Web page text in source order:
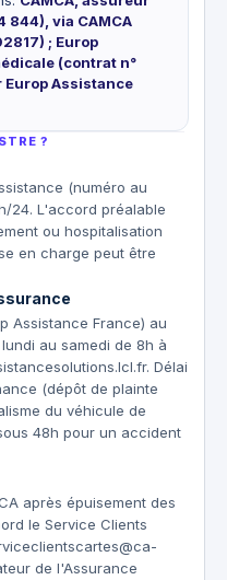
844), via CAMCA
; Europ
(contrat n°
Assistance
?
(numéro au
24. L'accord préalable
ou hospitalisation
en charge peut être
Assistance France) au
au samedi de 8h à
Délai
(dépôt de plainte
du véhicule de
48h pour un accident
après épuisement des
le Service Clients
de l'Assurance